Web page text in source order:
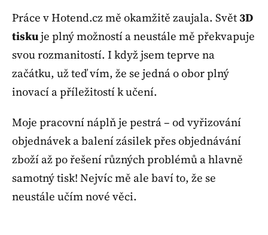
Práce v Hotend.cz mě okamžitě zaujala. Svět 3D
tiskuje plný možností a neustále mě překvapuje
svou rozmanitostí. I když jsem teprve na
začátku, už teď vím, že se jedná o obor plný
inovací a příležitostí k učení.
Moje pracovní náplň je pestrá – od vyřizování
objednávek a balení zásilek přes objednávání
zboží až po řešení různých problémů a hlavně
samotný tisk! Nejvíc mě ale baví to, že se
neustále učím nové věci.